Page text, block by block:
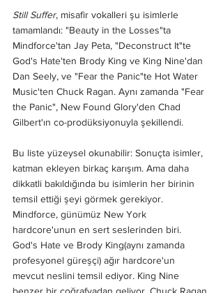
Still Suffer, misafir vokalleri şu isimlerle
tamamlandı: "Beauty in the Losses"ta
Mindforce'tan Jay Peta, "Deconstruct It"te
God's Hate'ten Brody King ve King Nine'dan
Dan Seely, ve "Fear the Panic"te Hot Water
Music'ten Chuck Ragan. Aynı zamanda "Fear
the Panic", New Found Glory'den Chad
Gilbert'ın co-prodüksiyonuyla şekillendi.
Bu liste yüzeysel okunabilir: Sonuçta isimler,
katman ekleyen birkaç karışım. Ama daha
dikkatli bakıldığında bu isimlerin her birinin
temsil ettiği şeyi görmek gerekiyor.
Mindforce, günümüz New York
hardcore'unun en sert seslerinden biri.
God's Hate ve Brody King(aynı zamanda
profesyonel güreşçi) ağır hardcore'un
mevcut neslini temsil ediyor. King Nine